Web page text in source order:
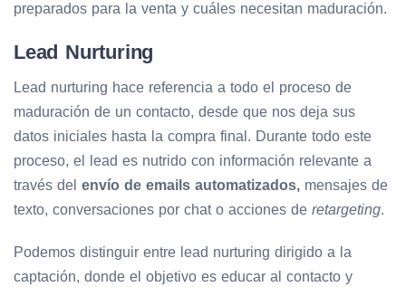
preparados para la venta y cuáles necesitan maduración.
Lead Nurturing
Lead nurturing hace referencia a todo el proceso de
maduración de un contacto, desde que nos deja sus
datos iniciales hasta la compra final. Durante todo este
proceso, el lead es nutrido con información relevante a
través del envío de emails automatizados, mensajes de
texto, conversaciones por chat o acciones de retargeting.
Podemos distinguir entre lead nurturing dirigido a la
captación, donde el objetivo es educar al contacto y